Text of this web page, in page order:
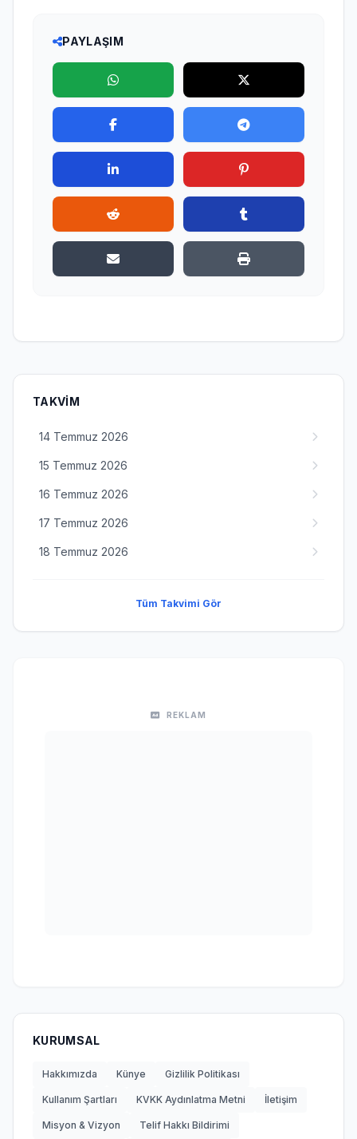
PAYLAŞIM
TAKVIM
14 Temmuz 2026
15 Temmuz 2026
16 Temmuz 2026
17 Temmuz 2026
18 Temmuz 2026
Tüm Takvimi Gör
REKLAM
KURUMSAL
Hakkımızda Künye Gizlilik Politikası
Kullanım Şartları KVKK Aydınlatma Metni İletişim
Misyon & Vizyon Telif Hakkı Bildirimi